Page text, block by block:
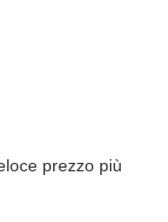
prezzo più